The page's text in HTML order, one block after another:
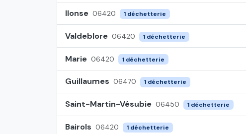
Ilonse 06420 1 déchetterie
Valdeblore 06420 1 déchetterie
Marie 06420 1 déchetterie
Guillaumes 06470 1 déchetterie
Saint-Martin-Vésubie 06450 1 déchetterie
Bairols 06420 1 déchetterie